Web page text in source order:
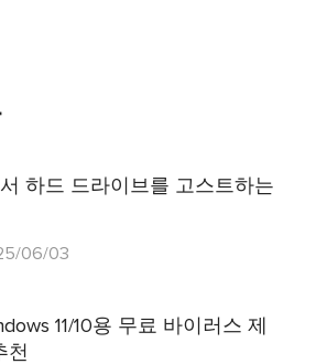
하드 드라이브를 고스트하는
06/03
11/10용 무료 바이러스 제
천